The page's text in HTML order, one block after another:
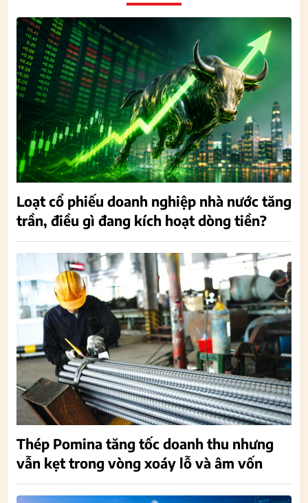
Loạt cổ phiếu doanh nghiệp nhà nước tăng
trần, điều gì đang kích hoạt dòng tiền?
Thép Pomina tăng tốc doanh thu nhưng
vẫn kẹt trong vòng xoáy lỗ và âm vốn